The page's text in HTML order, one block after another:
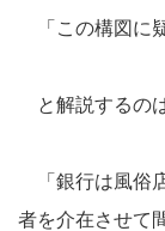
「この構図に
と解説するの
「銀行は風俗
者を介在させて